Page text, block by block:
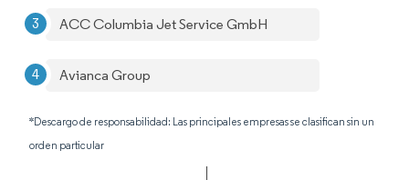
ACC Columbia Jet Service GmbH
Avianca Group
*Descargo de responsabilidad: Las principales empresas se clasifican sin un
orden particular